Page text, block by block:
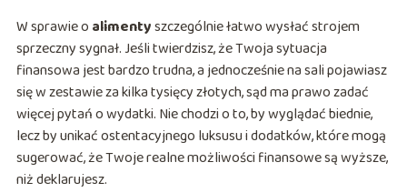
W sprawie o alimentyszczególnie łatwo wysłać strojem
sprzeczny sygnał. Jeśli twierdzisz, że Twoja sytuacja
finansowa jest bardzo trudna, a jednocześnie na sali pojawiasz
się w zestawie za kilka tysięcy złotych, sąd ma prawo zadać
więcej pytań o wydatki. Nie chodzi o to, by wyglądać biednie,
lecz by unikać ostentacyjnego luksusu i dodatków, które mogą
sugerować, że Twoje realne możliwości finansowe są wyższe,
niż deklarujesz.